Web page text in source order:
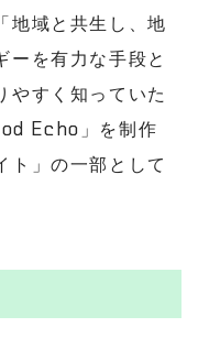
地域と共生し、地
ーを有力な手段と
やすく知っていた
Echo」を制作
ト」の一部として